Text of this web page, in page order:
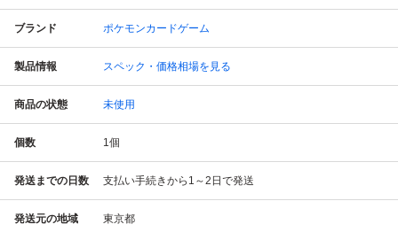
ブランド ポケモンカードゲーム
製品情報 スペック・価格相場を見る
商品の状態 未使用
個数 1個
発送までの日数 支払い手続きから1～2日で発送
発送元の地域 東京都